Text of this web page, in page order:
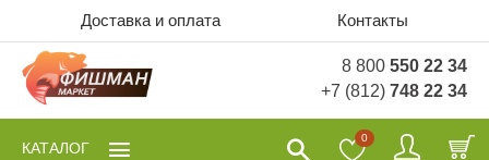
Доставка и оплата Контакты
8 800 550 22 34
+7 (812) 748 22 34
0
КАТАЛОГ